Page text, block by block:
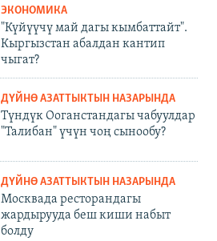
ЭКОНОМИКА
"Күйүүчү май дагы кымбаттайт".
Кыргызстан абалдан кантип
чыгат?
ДҮЙНӨ АЗАТТЫКТЫН НАЗАРЫНДА
Түндүк Ооганстандагы чабуулдар
"Талибан" үчүн чоң сынообу?
ДҮЙНӨ АЗАТТЫКТЫН НАЗАРЫНДА
Москвада ресторандагы
жардырууда беш киши набыт
болду